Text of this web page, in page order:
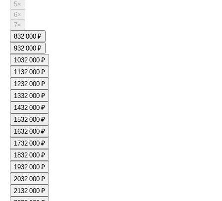
5×
6×
7×
832 000 ₽
932 000 ₽
1032 000 ₽
1132 000 ₽
1232 000 ₽
1332 000 ₽
1432 000 ₽
1532 000 ₽
1632 000 ₽
1732 000 ₽
1832 000 ₽
1932 000 ₽
2032 000 ₽
2132 000 ₽